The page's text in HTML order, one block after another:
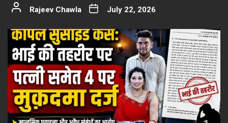
Rajeev Chawla July 22, 2026